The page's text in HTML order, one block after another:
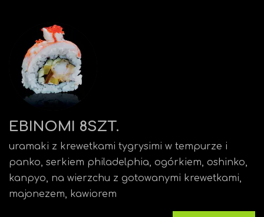
EBINOMI 8SZT.
uramaki z krewetkami tygrysimi w tempurze i
panko, serkiem philadelphia, ogórkiem, oshinko,
kanpyo, na wierzchu z gotowanymi krewetkami,
majonezem, kawiorem